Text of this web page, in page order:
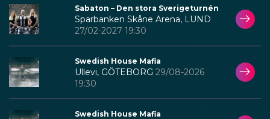
Sabaton – Den stora Sverigeturnén
Sparbanken Skåne Arena, LUND
27/02-2027 19:30
Swedish House Mafia
Ullevi, GÖTEBORG 29/08-2026
19:30
Swedish House Mafia